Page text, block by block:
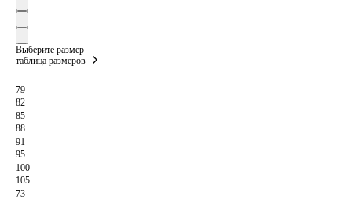
Выберите размер
таблица размеров
79
82
85
88
91
95
100
105
73